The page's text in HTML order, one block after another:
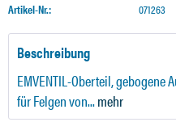
Artikel-Nr.: 071263
Beschreibung
EMVENTIL-Oberteil, gebogene
für Felgen von...mehr